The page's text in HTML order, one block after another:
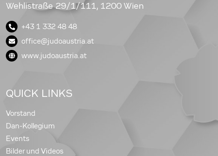
Wehlistraße 29/1/111, 1200 Wien
+43 1 332 48 48
office@judoaustria.at
www.judoaustria.at
QUICK LINKS
Vorstand
Dan-Kollegium
Events
Bilder und Videos